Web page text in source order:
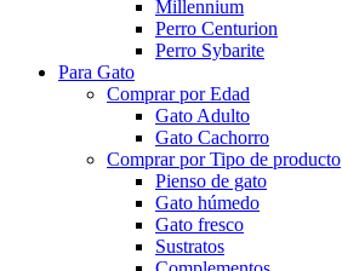
Millennium
Perro Centurion
Perro Sybarite
Para Gato
Comprar por Edad
Gato Adulto
Gato Cachorro
Comprar por Tipo de producto
Pienso de gato
Gato húmedo
Gato fresco
Sustratos